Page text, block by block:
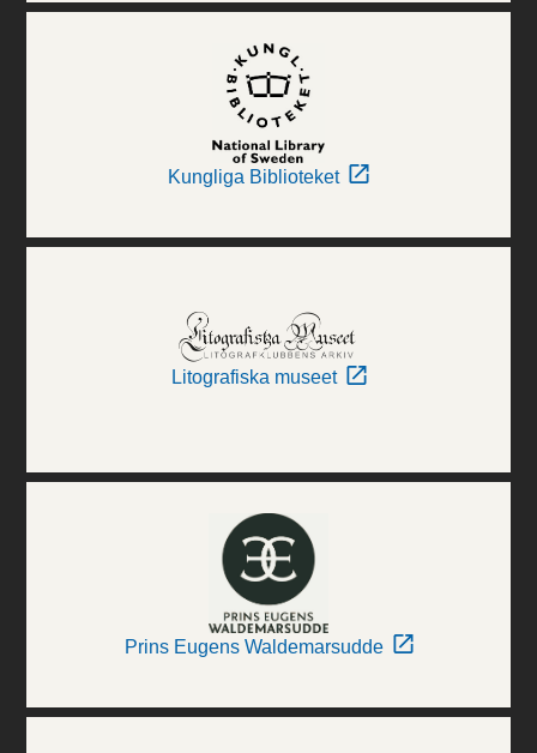
Kungliga Biblioteket
Litografiska museet
Prins Eugens Waldemarsudde